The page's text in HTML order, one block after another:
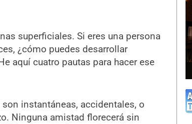
superficiales. Si eres una persona
¿cómo puedes desarrollar
aquí cuatro pautas para hacer ese
instantáneas, accidentales, o
Ninguna amistad florecerá sin